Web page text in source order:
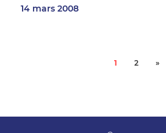
14 mars 2008
1 2 »